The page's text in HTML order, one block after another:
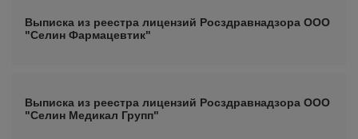
Выписка из реестра лицензий Росздравнадзора ООО
"Селин Фармацевтик"
Выписка из реестра лицензий Росздравнадзора ООО
"Селин Медикал Групп"